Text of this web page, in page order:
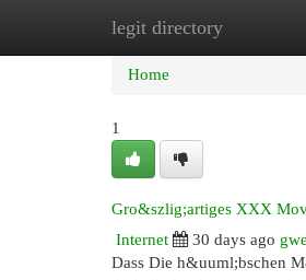
legit directory
Home New Site
Home
1
Gro&szlig;artiges XXX
Internet
30 days ago
Dass Die h&uuml;bschen